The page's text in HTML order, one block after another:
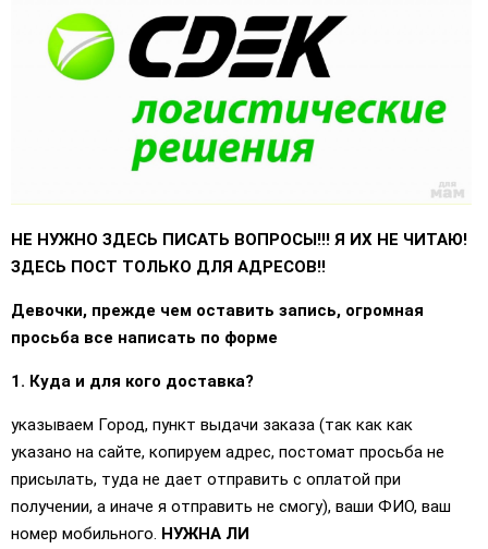
НЕ НУЖНО ЗДЕСЬ ПИСАТЬ ВОПРОСЫ!!! Я ИХ НЕ ЧИТАЮ!
ЗДЕСЬ ПОСТ ТОЛЬКО ДЛЯ АДРЕСОВ!!
Девочки, прежде чем оставить запись, огромная
просьба все написать по форме
1. Куда и для кого доставка?
указываем Город, пункт выдачи заказа (так как как
указано на сайте, копируем адрес, постомат просьба не
присылать, туда не дает отправить с оплатой при
получении, а иначе я отправить не смогу), ваши ФИО, ваш
номер мобильного. НУЖНА ЛИ